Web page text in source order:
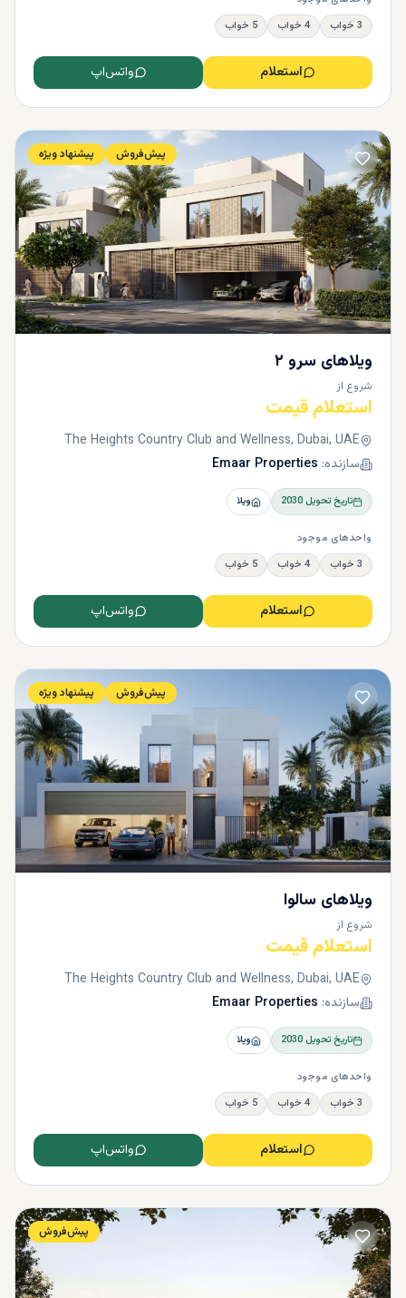
3 خواب
4 خواب 5 خواب
استعلام واتس‌اپ
پیش‌فروش پیشنهاد ویژه
ویلاهای سرو ۲
شروع از
استعلام قیمت
The Heights Country Club and Wellness, Dubai, UAE
سازنده: Emaar Properties
تاریخ تحویل2030 ویلا
واحدهای موجود
3 خواب
4 خواب 5 خواب
استعلام واتس‌اپ
پیش‌فروش پیشنهاد ویژه
ویلاهای سالوا
شروع از
استعلام قیمت
The Heights Country Club and Wellness, Dubai, UAE
سازنده: Emaar Properties
تاریخ تحویل2030 ویلا
واحدهای موجود
3 خواب
4 خواب 5 خواب
استعلام واتس‌اپ
پیش‌فروش